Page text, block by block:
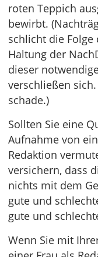
roten Teppich
bewirbt.
schlicht die
Haltung der
dieser
verschließen
schade.)
Sollten Sie eine
Aufnahme von
Redaktion
versichern, dass
nichts mit dem
gute und
gute und
Wenn Sie mit